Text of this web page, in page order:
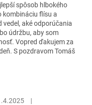
spôsob hlbokého
kombináciu flísu a
vedel, aké odporúčania
údržbu, aby som
Vopred ďakujem za
S pozdravom Tomáš
|